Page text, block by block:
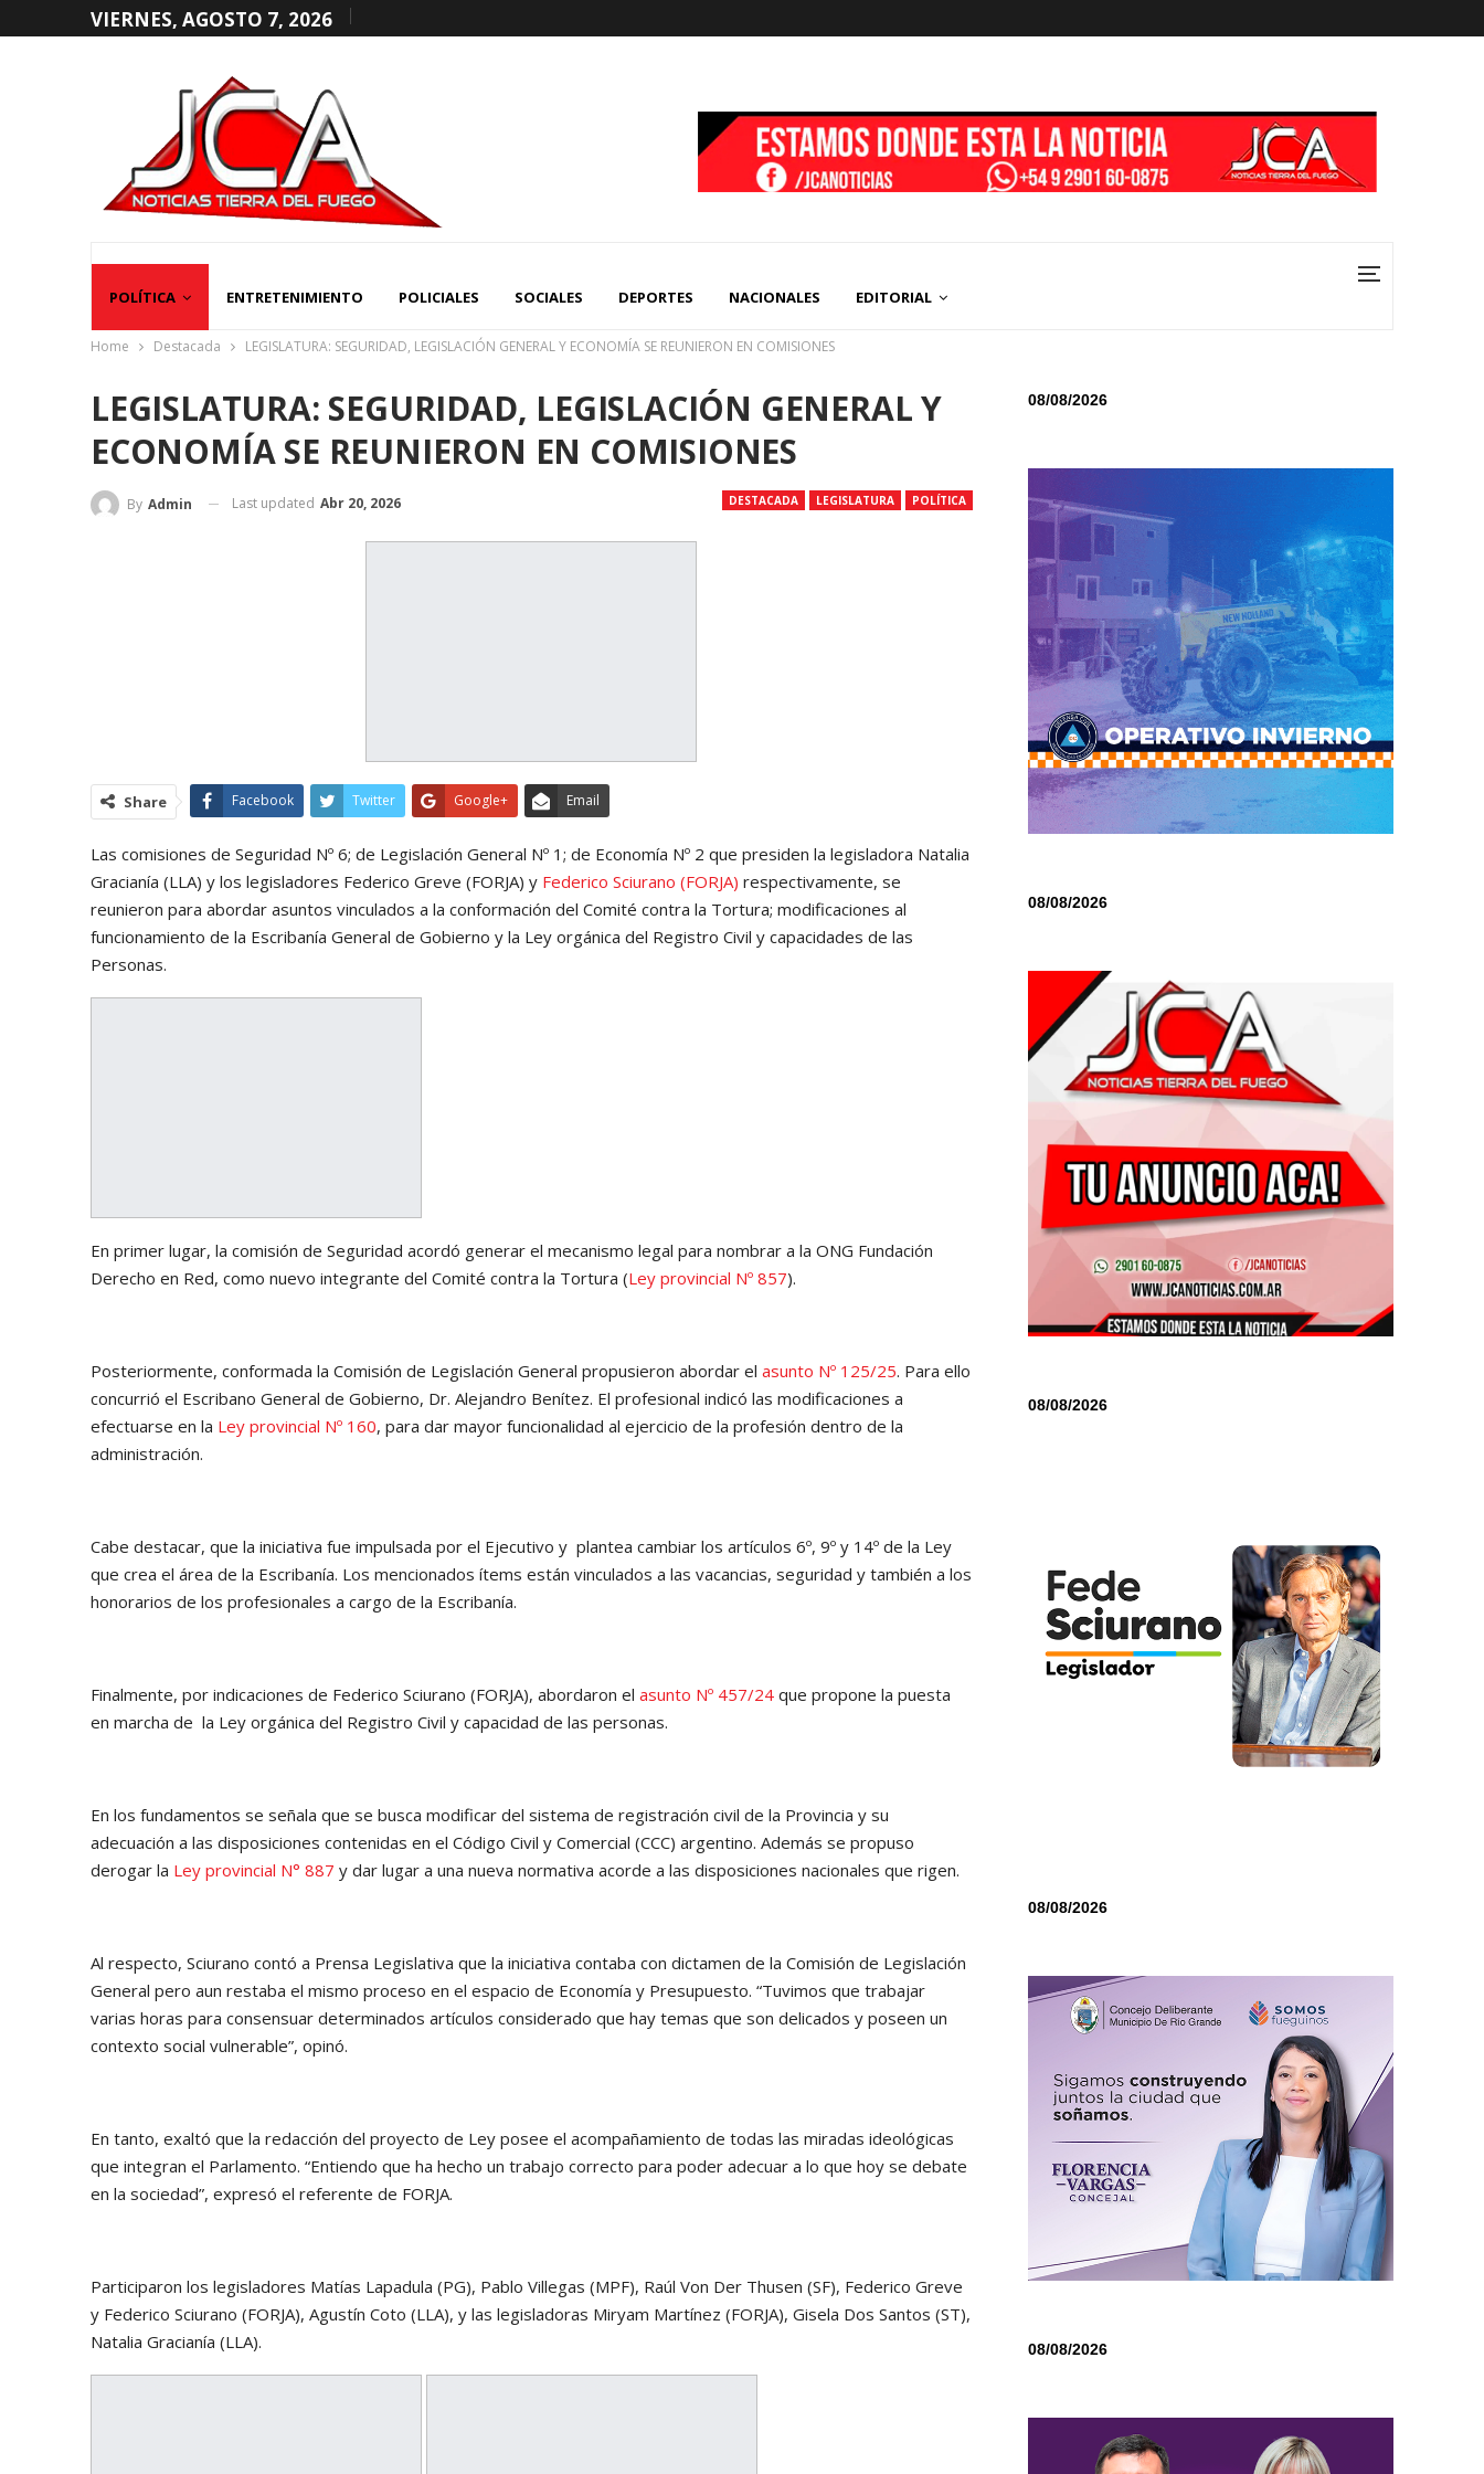
VIERNES, AGOSTO 7, 2026
POLÍTICA ENTRETENIMIENTO POLICIALES SOCIALES DEPORTES NACIONALES EDITORIAL
Home Destacada LEGISLATURA: SEGURIDAD, LEGISLACIÓN GENERAL Y ECONOMÍA SE REUNIERON EN COMISIONES
LEGISLATURA: SEGURIDAD, LEGISLACIÓN GENERAL Y
ECONOMÍA SE REUNIERON EN COMISIONES
DESTACADA LEGISLATURA POLÍTICA
By Admin Last updated Abr 20, 2026
Share Facebook Twitter Google+ Email
Las comisiones de Seguridad Nº 6; de Legislación General Nº 1; de Economía Nº 2 que presiden la legisladora Natalia
Gracianía (LLA) y los legisladores Federico Greve (FORJA) y Federico Sciurano (FORJA) respectivamente, se
reunieron para abordar asuntos vinculados a la conformación del Comité contra la Tortura; modificaciones al
funcionamiento de la Escribanía General de Gobierno y la Ley orgánica del Registro Civil y capacidades de las
Personas.
En primer lugar, la comisión de Seguridad acordó generar el mecanismo legal para nombrar a la ONG Fundación
Derecho en Red, como nuevo integrante del Comité contra la Tortura (Ley provincial Nº 857).
Posteriormente, conformada la Comisión de Legislación General propusieron abordar el asunto Nº 125/25. Para ello
concurrió el Escribano General de Gobierno, Dr. Alejandro Benítez. El profesional indicó las modificaciones a
efectuarse en la Ley provincial Nº 160, para dar mayor funcionalidad al ejercicio de la profesión dentro de la
administración.
Cabe destacar, que la iniciativa fue impulsada por el Ejecutivo y plantea cambiar los artículos 6º, 9º y 14º de la Ley
que crea el área de la Escribanía. Los mencionados ítems están vinculados a las vacancias, seguridad y también a los
honorarios de los profesionales a cargo de la Escribanía.
Finalmente, por indicaciones de Federico Sciurano (FORJA), abordaron el asunto Nº 457/24 que propone la puesta
en marcha de la Ley orgánica del Registro Civil y capacidad de las personas.
En los fundamentos se señala que se busca modificar del sistema de registración civil de la Provincia y su
adecuación a las disposiciones contenidas en el Código Civil y Comercial (CCC) argentino. Además se propuso
derogar la Ley provincial N° 887 y dar lugar a una nueva normativa acorde a las disposiciones nacionales que rigen.
Al respecto, Sciurano contó a Prensa Legislativa que la iniciativa contaba con dictamen de la Comisión de Legislación
General pero aun restaba el mismo proceso en el espacio de Economía y Presupuesto. “Tuvimos que trabajar
varias horas para consensuar determinados artículos considerado que hay temas que son delicados y poseen un
contexto social vulnerable”, opinó.
En tanto, exaltó que la redacción del proyecto de Ley posee el acompañamiento de todas las miradas ideológicas
que integran el Parlamento. “Entiendo que ha hecho un trabajo correcto para poder adecuar a lo que hoy se debate
en la sociedad”, expresó el referente de FORJA.
Participaron los legisladores Matías Lapadula (PG), Pablo Villegas (MPF), Raúl Von Der Thusen (SF), Federico Greve
y Federico Sciurano (FORJA), Agustín Coto (LLA), y las legisladoras Miryam Martínez (FORJA), Gisela Dos Santos (ST),
Natalia Gracianía (LLA).
08/08/2026
08/08/2026
08/08/2026
08/08/2026
08/08/2026